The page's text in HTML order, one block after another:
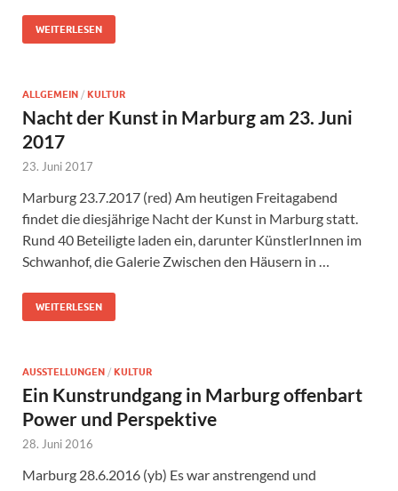
WEITERLESEN
ALLGEMEIN / KULTUR
Nacht der Kunst in Marburg am 23. Juni
2017
23. Juni 2017
Marburg 23.7.2017 (red) Am heutigen Freitagabend
findet die diesjährige Nacht der Kunst in Marburg statt.
Rund 40 Beteiligte laden ein, darunter KünstlerInnen im
Schwanhof, die Galerie Zwischen den Häusern in …
WEITERLESEN
AUSSTELLUNGEN / KULTUR
Ein Kunstrundgang in Marburg offenbart
Power und Perspektive
28. Juni 2016
Marburg 28.6.2016 (yb) Es war anstrengend und